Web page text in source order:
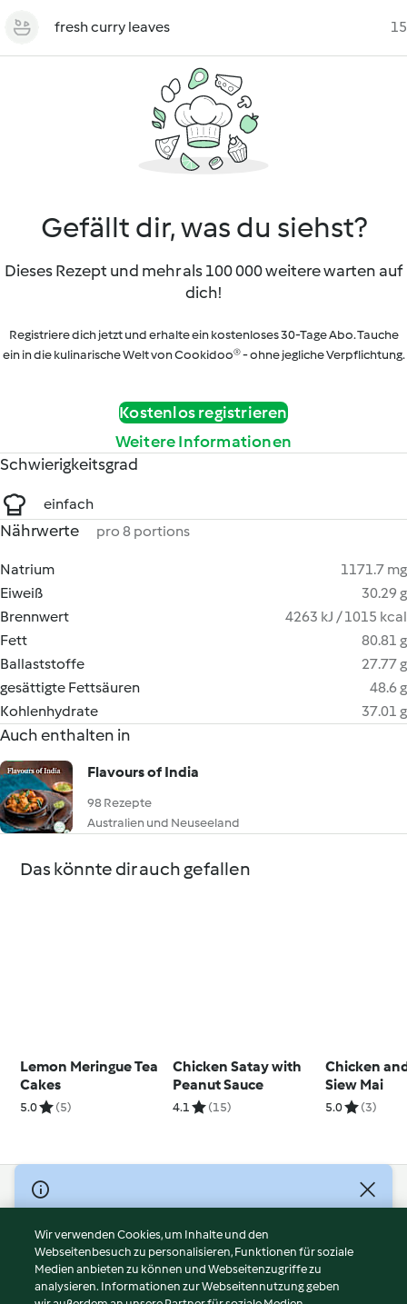
fresh curry leaves 15
Gefällt dir, was du siehst?
Dieses Rezept und mehr als 100 000 weitere warten auf
dich!
Registriere dich jetzt und erhalte ein kostenloses 30-Tage Abo. Tauche
ein in die kulinarische Welt von Cookidoo® - ohne jegliche Verpflichtung.
Kostenlos registrieren
Weitere Informationen
Schwierigkeitsgrad
einfach
Nährwerte pro 8 portions
Natrium
1171.7 mg
Eiweiß
30.29 g
Brennwert
4263 kJ / 1015 kcal
Fett
80.81 g
Ballaststoffe
27.77 g
gesättigte Fettsäuren
48.6 g
Kohlenhydrate
37.01 g
Auch enthalten in
Flavours of India
98 Rezepte
Australien und Neuseeland
Das könnte dir auch gefallen
Lemon Meringue Tea
Cakes
5.0 (5)
Chicken Satay with
Peanut Sauce
4.1 (15)
Chicken
Siew Mai
5.0 (3)
© Copyright 2026
Nutzungsbedingungen
Datenschutzrichtlinien
Disclaimer
Wir verwenden Cookies, um Inhalte und den
Webseitenbesuch zu personalisieren, Funktionen für soziale
Medien anbieten zu können und Webseitenzugriffe zu
analysieren. Informationen zur Webseitennutzung geben